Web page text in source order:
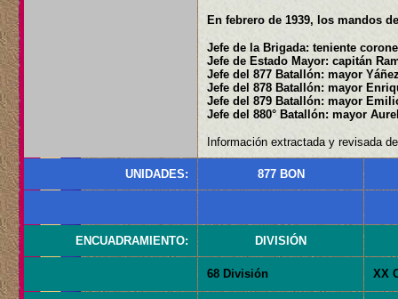
En febrero de 1939, los mandos
Jefe de la Brigada: teniente
Jefe de Estado Mayor: capitán
Jefe del 877 Batallón: mayor
Jefe del 878 Batallón: mayor
Jefe del 879 Batallón: mayor
Jefe del 880° Batallón: mayor
Información extractada y revisada
UNIDADES: 877 BON
ENCUADRAMIENTO: DIVISIÓN
68 División XX